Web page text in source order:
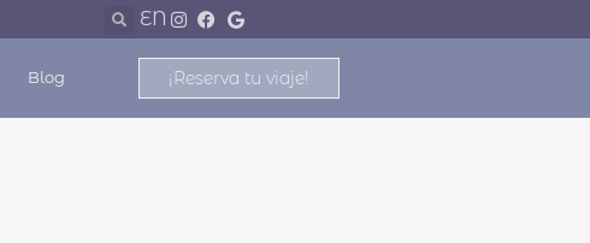
EN
Blog ¡Reserva tu viaje!